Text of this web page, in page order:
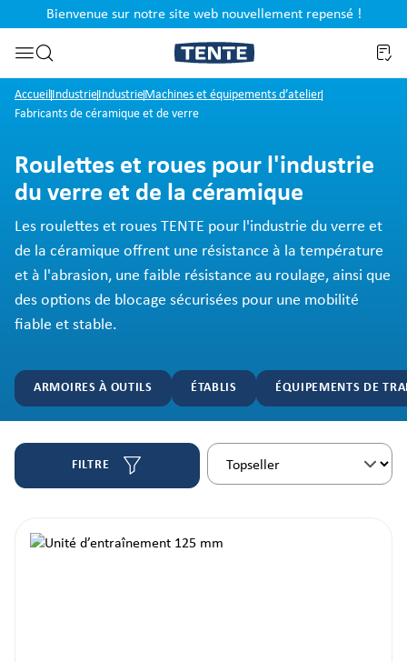
Passer à la recherche
Bienvenue sur notre site web nouvellement repensé !
AccueilIndustrieIndustrieMachines et équipements d’atelier
Fabricants de céramique et de verre
Roulettes et roues pour l'industrie
du verre et de la céramique
Les roulettes et roues TENTE pour l'industrie du verre et
de la céramique offrent une résistance à la température
et à l'abrasion, une faible résistance au roulage, ainsi que
des options de blocage sécurisées pour une mobilité
fiable et stable.
ARMOIRES À OUTILS ÉTABLIS ÉQUIPEMENTS DE
FILTRE